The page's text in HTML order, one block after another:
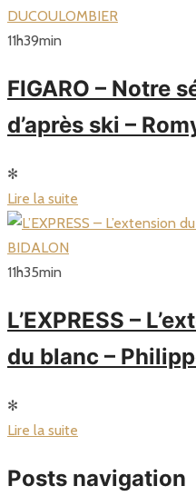
11h39min
FIGARO – Notre
d’après ski –
✻
Lire la suite
11h35min
L’EXPRESS –
du blanc –
✻
Lire la suite
Posts navigation